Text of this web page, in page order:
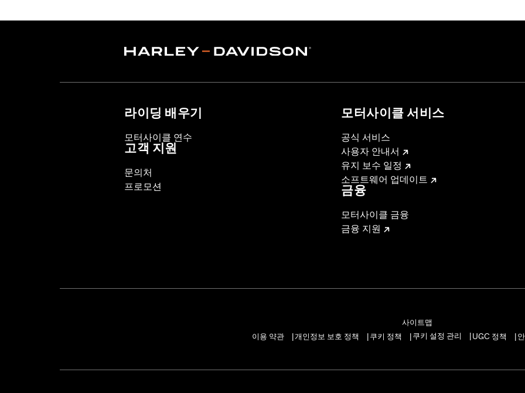
Width:19.3 Inches
Material Width UOM:Inches
라이딩 배우기
모터사이클 연수
고객 지원
문의처
프로모션
모터사이클 서비스
공식 서비스
사용자 안내서
유지 보수 일정
소프트웨어 업데이트
금융
모터사이클 금융
금융 지원
사이트맵
이용 약관
개인정보 보호 정책 쿠키 정책 쿠키 설정 관리 UGC 정책